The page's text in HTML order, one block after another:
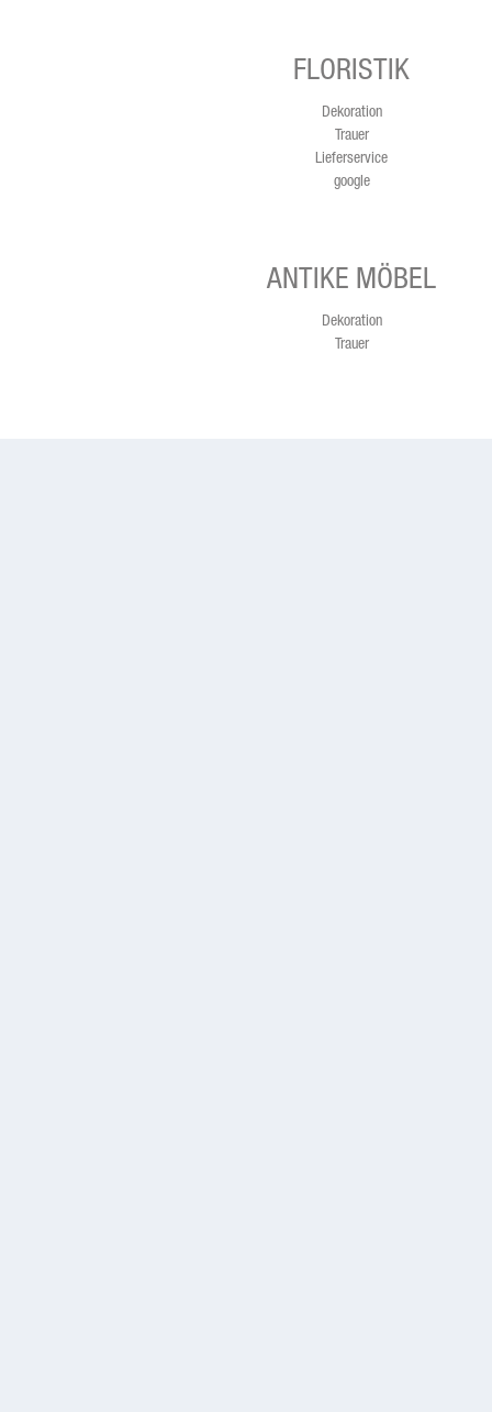
FLORISTIK
Dekoration
Trauer
Lieferservice
google
ANTIKE MÖBEL
Dekoration
Trauer